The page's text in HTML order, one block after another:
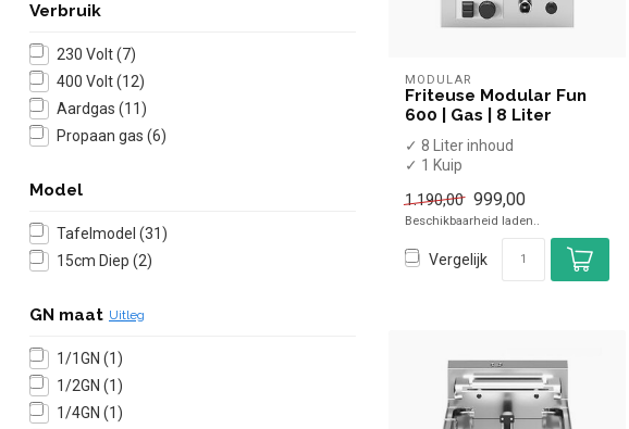
Verbruik
230 Volt(7)
400 Volt(12)
Aardgas (11)
Propaan gas (6)
Model
Tafelmodel (31)
15cm Diep (2)
GN maat Uitleg
1/1GN (1)
1/2GN (1)
1/4GN (1)
MODULAR
Friteuse Modular Fun
600 | Gas | 8 Liter
✓ 8 Liter inhoud
✓ 1 Kuip
✓ Tafelmodel
✓ 6,8 kW
1.190,00 999,00
Beschikbaarheid laden..
Vergelijk